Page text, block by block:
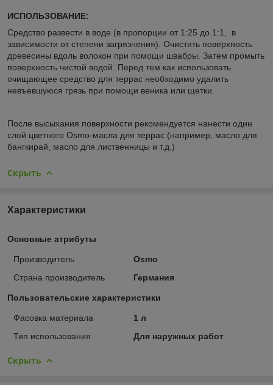
ИСПОЛЬЗОВАНИЕ:
Средство развести в воде (в пропорции от 1:25 до 1:1, в
зависимости от степени загрязнения). Очистить поверхность
древесины вдоль волокон при помощи швабры. Затем промыть
поверхность чистой водой. Перед тем как использовать
очищающее средство для террас необходимо удалить
невъевшуюся грязь при помощи веника или щетки.
После высыхания поверхности рекомендуется нанести один
слой цветного Osmo-масла для террас (например, масло для
бангкирай, масло для лиственницы и т.д.)
Скрыть
Характеристики
Основные атрибуты
Производитель
Osmo
Страна производитель
Германия
Пользовательские характеристики
Фасовка материала
1 л
Тип использования
Для наружных работ
Скрыть